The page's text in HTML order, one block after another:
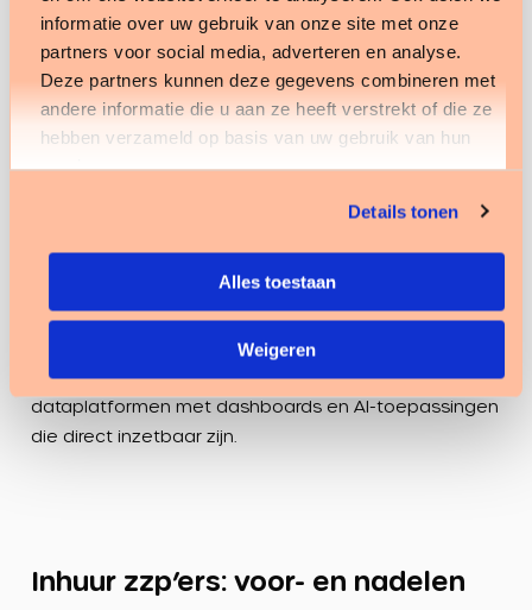
informatie over uw gebruik van onze site met onze
partners voor social media, adverteren en analyse.
Deze partners kunnen deze gegevens combineren met
andere informatie die u aan ze heeft verstrekt of die ze
hebben verzameld op basis van uw gebruik van hun
services.
Details tonen
Alles toestaan
Weigeren
Slimmer werken met data
Data biedt enorme kansen om efficiënter te werken.
Stippt werkt samen met6Gorilla's. Zij ontsluiten
systemen als ONS, Medicore of AFAS en bouwen
dataplatformen met dashboards en AI-toepassingen
die direct inzetbaar zijn.
Inhuur zzp’ers: voor- en nadelen